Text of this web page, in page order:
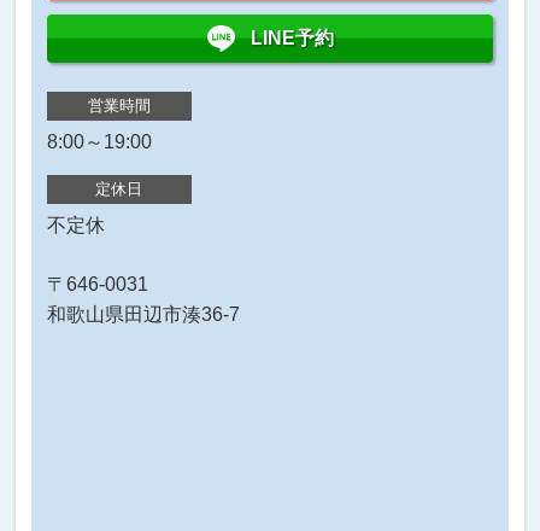
LINE予約
営業時間
8:00～19:00
定休日
不定休
〒646-0031
和歌山県田辺市湊36-7